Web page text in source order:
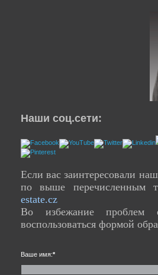
Наши соц.сети:
Если вас заинтересовали
по выше перечисленным
estate.cz
Во избежание проблем
воспользоваться формой
Ваше имя:*